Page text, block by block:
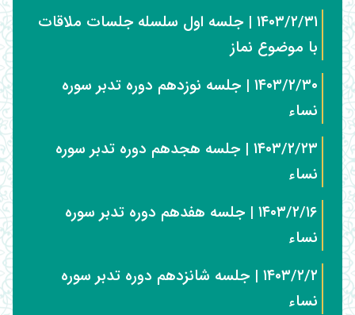
۱۴۰۳/۲/۳۱ | جلسه اول سلسله جلسات ملاقات
با موضوع نماز
۱۴۰۳/۲/۳۰ | جلسه نوزدهم دوره تدبر سوره
نساء
۱۴۰۳/۲/۲۳ | جلسه هجدهم دوره تدبر سوره
نساء
۱۴۰۳/۲/۱۶ | جلسه هفدهم دوره تدبر سوره
نساء
۱۴۰۳/۲/۲ | جلسه شانزدهم دوره تدبر سوره
نساء